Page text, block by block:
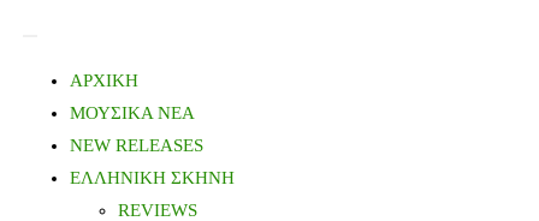
ΑΡΧΙΚΗ
ΜΟΥΣΙΚΑ ΝΕΑ
NEW RELEASES
ΕΛΛΗΝΙΚΗ ΣΚΗΝΗ
REVIEWS